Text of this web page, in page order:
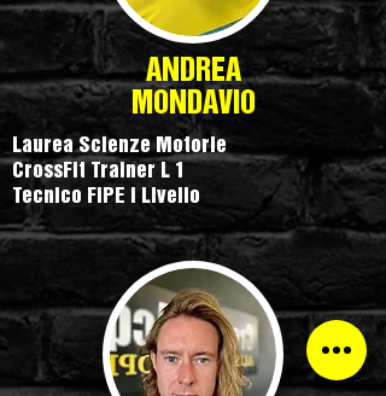
ANDREA
MONDAVIO
Laurea Scienze Motorie
CrossFit Trainer L 1
Tecnico FIPE I Livello